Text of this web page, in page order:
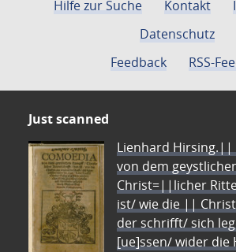
Hilfe zur Suche Kontakt
Datenschutz
Feedback
RSS-
Just scanned
Lienhard Hirsing.||
von dem
Christ=||licher
ist/ wie die ||
der schrifft/ sich
[ue]ssen/ wider die